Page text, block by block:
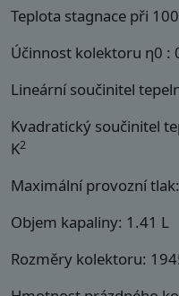
Teplota stagnace při
Účinnost kolektoru η0 :
Lineární součinitel
Kvadratický součinitel
K2
Maximální provozní
Objem kapaliny: 1.41 L
Rozměry kolektoru: